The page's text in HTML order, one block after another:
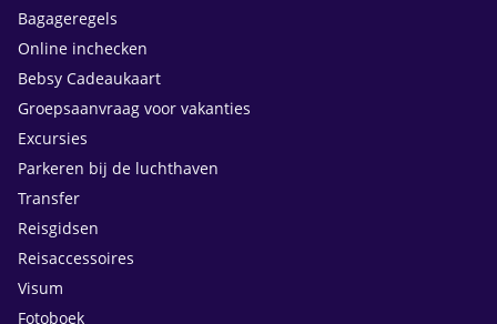
Bagageregels
Online inchecken
Bebsy Cadeaukaart
Groepsaanvraag voor vakanties
Excursies
Parkeren bij de luchthaven
Transfer
Reisgidsen
Reisaccessoires
Visum
Fotoboek